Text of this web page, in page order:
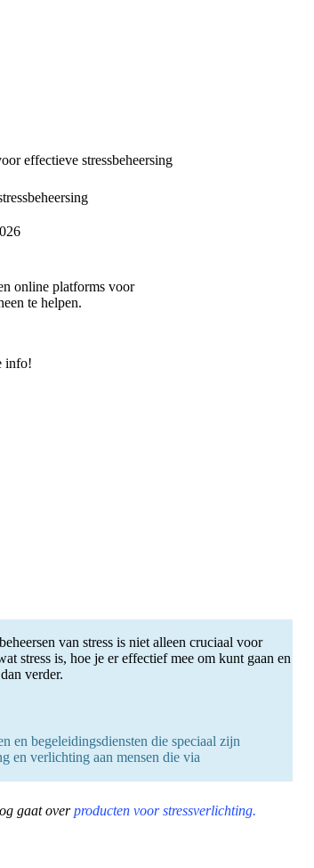
effectieve stressbeheersing
online platforms voor
te helpen.
info!
van stress is niet alleen cruciaal voor
stress is, hoe je er effectief mee om kunt gaan en
verder.
en begeleidingsdiensten die speciaal zijn
en verlichting aan mensen die via
gaat overproducten voor stressverlichting.